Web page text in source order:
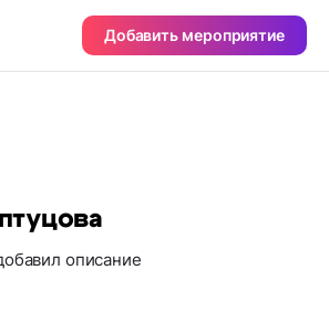
Добавить мероприятие
описание